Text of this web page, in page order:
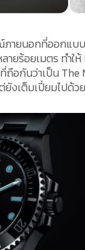
ายนอกที่ออกแบ
ายร้อยเมตร ทำ
ถือกันว่าเป็น
งเต็มเปี่ยมไปด้